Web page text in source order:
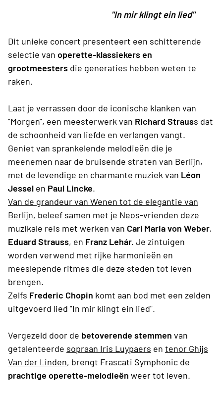
"In mir klingt ein lied"
Dit unieke concert presenteert een schitterende
selectie van operette-klassiekers en
grootmeesters die generaties hebben weten te
raken.
Laat je verrassen door de iconische klanken van
"Morgen", een meesterwerk van Richard Strauss dat
de schoonheid van liefde en verlangen vangt.
Geniet van sprankelende melodieën die je
meenemen naar de bruisende straten van Berlijn,
met de levendige en charmante muziek van Léon
Jessel en Paul Lincke.
Van de grandeur van Wenen tot de elegantie van
Berlijn, beleef samen met je Neos-vrienden deze
muzikale reis met werken van Carl Maria von Weber,
Eduard Strauss, en Franz Lehár. Je zintuigen
worden verwend met rijke harmonieën en
meeslepende ritmes die deze steden tot leven
brengen.
Zelfs Frederic Chopin komt aan bod met een zelden
uitgevoerd lied "In mir klingt ein lied".
Vergezeld door de betoverende stemmen van
getalenteerde sopraan Iris Luypaers en tenor Ghijs
Van der Linden, brengt Frascati Symphonic de
prachtige operette-melodieën weer tot leven.